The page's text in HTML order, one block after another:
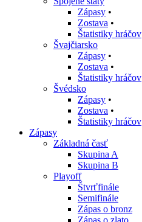
Zápasy •
Zostava •
Štatistiky hráčov
Švajčiarsko
Zápasy •
Zostava •
Štatistiky hráčov
Švédsko
Zápasy •
Zostava •
Štatistiky hráčov
Zápasy
Základná časť
Skupina A
Skupina B
Playoff
Štvrťfinále
Semifinále
Zápas o bronz
Zápas o zlato